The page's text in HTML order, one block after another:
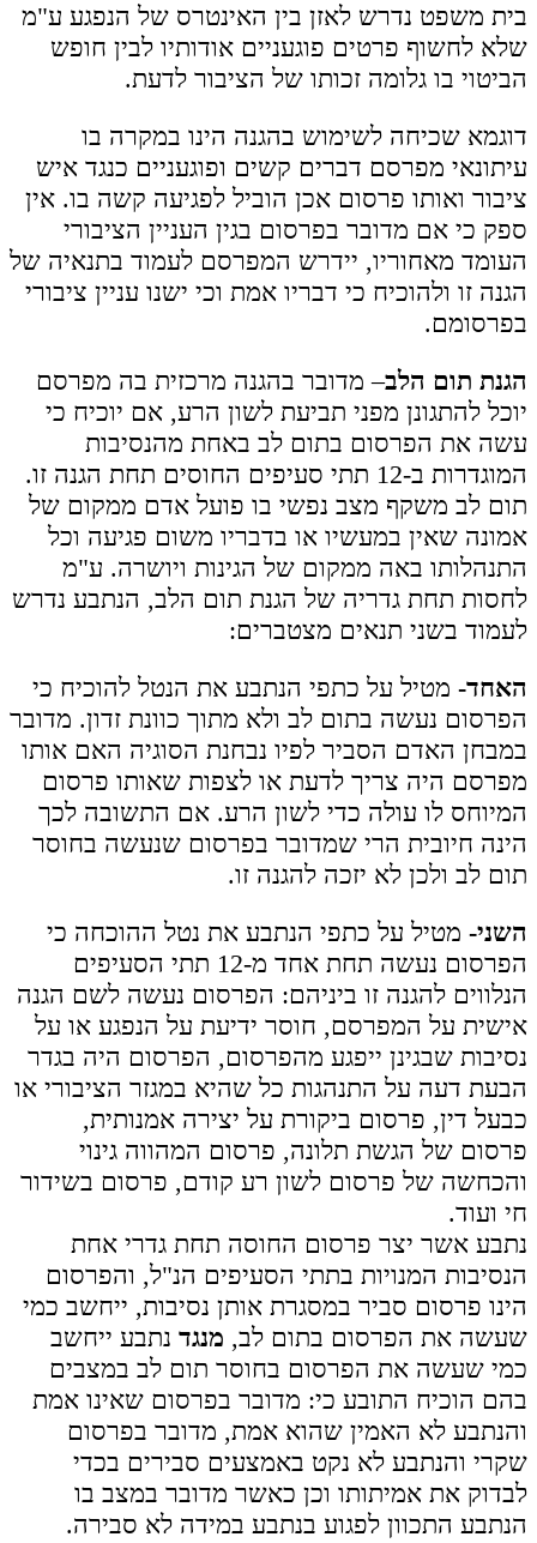
בית משפט נדרש לאזן בין האינטרס של הנפגע ע"מ
שלא לחשוף פרטים פוגעניים אודותיו לבין חופש
הביטוי בו גלומה זכותו של הציבור לדעת.
דוגמא שכיחה לשימוש בהגנה הינו במקרה בו
עיתונאי מפרסם דברים קשים ופוגעניים כנגד איש
ציבור ואותו פרסום אכן הוביל לפגיעה קשה בו. אין
ספק כי אם מדובר בפרסום בגין העניין הציבורי
העומד מאחוריו, יידרש המפרסם לעמוד בתנאיה של
הגנה זו ולהוכיח כי דבריו אמת וכי ישנו עניין ציבורי
בפרסומם.
הגנת תום הלב– מדובר בהגנה מרכזית בה מפרסם
יוכל להתגונן מפני תביעת לשון הרע, אם יוכיח כי
עשה את הפרסום בתום לב באחת מהנסיבות
המוגדרות ב-12 תתי סעיפים החוסים תחת הגנה זו.
תום לב משקף מצב נפשי בו פועל אדם ממקום של
אמונה שאין במעשיו או בדבריו משום פגיעה וכל
התנהלותו באה ממקום של הגינות ויושרה. ע"מ
לחסות תחת גדריה של הגנת תום הלב, הנתבע נדרש
לעמוד בשני תנאים מצטברים:
האחד- מטיל על כתפי הנתבע את הנטל להוכיח כי
הפרסום נעשה בתום לב ולא מתוך כוונת זדון. מדובר
במבחן האדם הסביר לפיו נבחנת הסוגיה האם אותו
מפרסם היה צריך לדעת או לצפות שאותו פרסום
המיוחס לו עולה כדי לשון הרע. אם התשובה לכך
הינה חיובית הרי שמדובר בפרסום שנעשה בחוסר
תום לב ולכן לא יזכה להגנה זו.
השני- מטיל על כתפי הנתבע את נטל ההוכחה כי
הפרסום נעשה תחת אחד מ-12 תתי הסעיפים
הנלווים להגנה זו ביניהם: הפרסום נעשה לשם הגנה
אישית על המפרסם, חוסר ידיעת על הנפגע או על
נסיבות שבגינן ייפגע מהפרסום, הפרסום היה בגדר
הבעת דעה על התנהגות כל שהיא במגזר הציבורי או
כבעל דין, פרסום ביקורת על יצירה אמנותית,
פרסום של הגשת תלונה, פרסום המהווה גינוי
והכחשה של פרסום לשון רע קודם, פרסום בשידור
חי ועוד.
נתבע אשר יצר פרסום החוסה תחת גדרי אחת
הנסיבות המנויות בתתי הסעיפים הנ"ל, והפרסום
הינו פרסום סביר במסגרת אותן נסיבות, ייחשב כמי
שעשה את הפרסום בתום לב, מנגד נתבע ייחשב
כמי שעשה את הפרסום בחוסר תום לב במצבים
בהם הוכיח התובע כי: מדובר בפרסום שאינו אמת
והנתבע לא האמין שהוא אמת, מדובר בפרסום
שקרי והנתבע לא נקט באמצעים סבירים בכדי
לבדוק את אמיתותו וכן כאשר מדובר במצב בו
הנתבע התכוון לפגוע בנתבע במידה לא סבירה.